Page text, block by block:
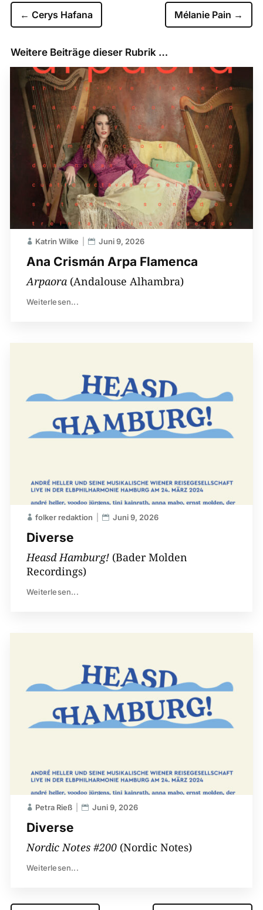
← Cerys Hafana Mélanie Pain →
Weitere Beiträge dieser Rubrik …
Ana Crismán Arpa Flamenca
Katrin Wilke Juni 9, 2026
Arpaora(Andalouse Alhambra)
Weiterlesen...
Diverse
folker redaktion Juni 9, 2026
Heasd Hamburg!(Bader Molden
Recordings)
Weiterlesen...
Diverse
Petra Rieß Juni 9, 2026
Nordic Notes #200(Nordic Notes)
Weiterlesen...